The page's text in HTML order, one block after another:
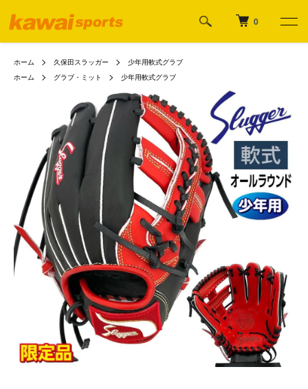
0
ホーム 久保田スラッガー
少年用軟式グラブ
ホーム
グラブ・ミット 少年用軟式グラブ